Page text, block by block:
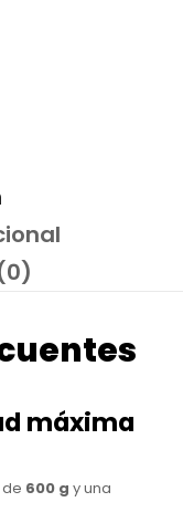
máxima
600 g y una